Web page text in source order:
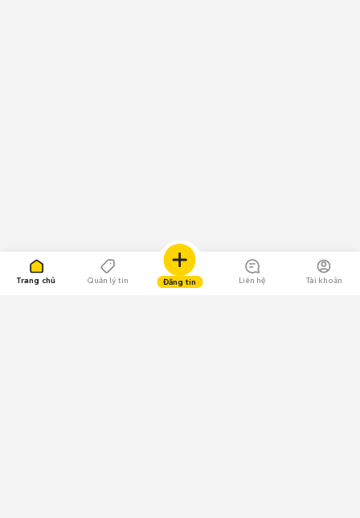
Trang chủ Quản lý tin Đăng tin Liên hệ Tài khoản